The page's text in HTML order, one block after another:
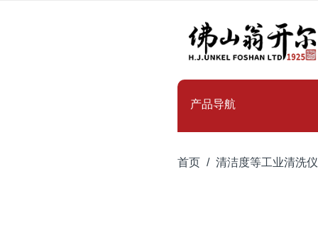
产品导航
首页 清洁度等工业清洗